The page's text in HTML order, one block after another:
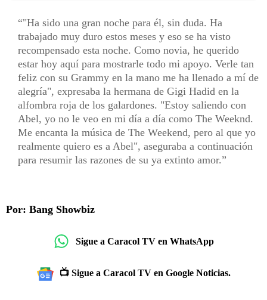
"Ha sido una gran noche para él, sin duda. Ha
trabajado muy duro estos meses y eso se ha visto
recompensado esta noche. Como novia, he querido
estar hoy aquí para mostrarle todo mi apoyo. Verle tan
feliz con su Grammy en la mano me ha llenado a mí de
alegría", expresaba la hermana de Gigi Hadid en la
alfombra roja de los galardones. "Estoy saliendo con
Abel, yo no le veo en mi día a día como The Weeknd.
Me encanta la música de The Weekend, pero al que yo
realmente quiero es a Abel", aseguraba a continuación
para resumir las razones de su ya extinto amor.
Por: Bang Showbiz
Sigue a Caracol TV en WhatsApp
📺 Sigue a Caracol TV en Google Noticias.